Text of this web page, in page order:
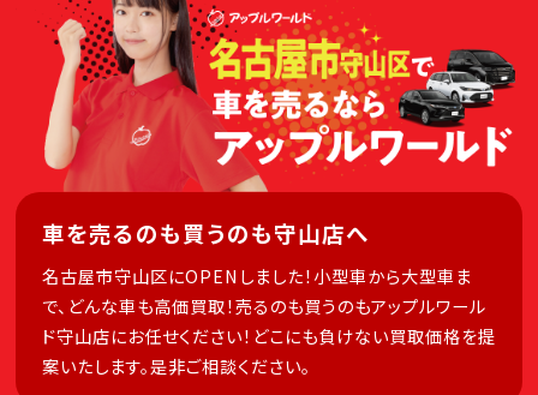
車を売るのも買うのも守山店へ
名古屋市守山区にOPENしました！小型車から大型車ま
で、どんな車も高価買取！売るのも買うのもアップルワール
ド守山店にお任せください！どこにも負けない買取価格を提
案いたします。是非ご相談ください。